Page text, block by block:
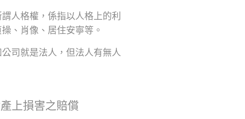
人格權，係指以人格上的利
、肖像、居住安寧等。
司就是法人，但法人有無人
上損害之賠償